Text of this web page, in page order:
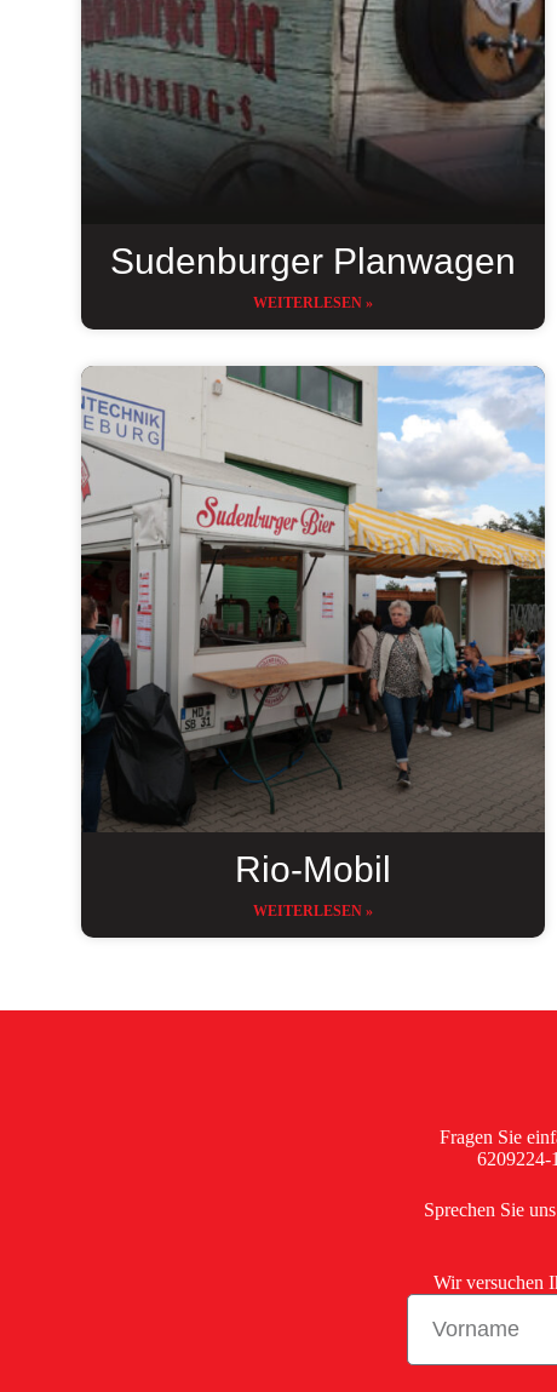
Sudenburger Planwagen
WEITERLESEN »
Rio-Mobil
WEITERLESEN »
Fragen Sie
6209224-
Sprechen Sie
Wir versuchen